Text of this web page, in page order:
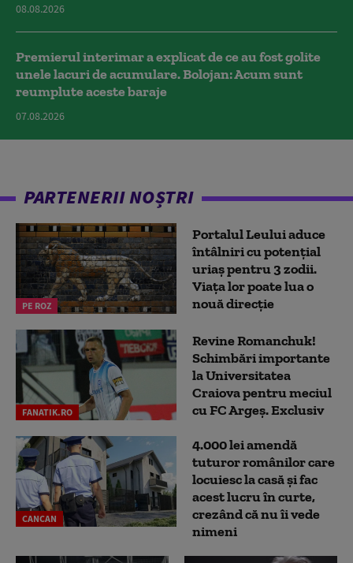
08.08.2026
Premierul interimar a explicat de ce au fost golite
unele lacuri de acumulare. Bolojan: Acum sunt
reumplute aceste baraje
07.08.2026
PARTENERII NOȘTRI
PE ROZ
Portalul Leului aduce
întâlniri cu potențial
uriaș pentru 3 zodii.
Viața lor poate lua o
nouă direcție
FANATIK.RO
Revine Romanchuk!
Schimbări importante
la Universitatea
Craiova pentru meciul
cu FC Argeş. Exclusiv
CANCAN
4.000 lei amendă
tuturor românilor care
locuiesc la casă și fac
acest lucru în curte,
crezând că nu îi vede
nimeni